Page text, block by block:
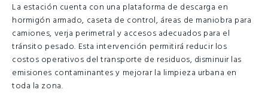
La estación cuenta con una plataforma de descarga en
hormigón armado, caseta de control, áreas de maniobra para
camiones, verja perimetral y accesos adecuados para el
tránsito pesado. Esta intervención permitirá reducir los
costos operativos del transporte de residuos, disminuir las
emisiones contaminantes y mejorar la limpieza urbana en
toda la zona.